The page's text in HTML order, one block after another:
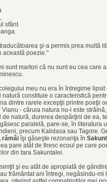
sfânt
şi-a permis prea multă
această poezie."
sunt martori că nu sunt eu cea care
meu nu era în întregime
natură constituie o caracteristică
dintre rarele excepţii printre poeţii
Vianu - căruia natura nu-i este
de natură, durerea despărţirii de ea,
paralelă, pare-se, în literatura
precum Kalidasa sau Tagore.
rămâi îşi găseşte rezonanţa în
pare atât de firesc ecoul pe care
din tara Sakuntalei.
şi eu atât de apropiată de
frământat ani întregi, negăsindu-mi